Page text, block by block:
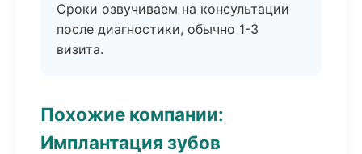
Сроки озвучиваем на консультации
после диагностики, обычно 1-3
визита.
Похожие компании:
Имплантация зубов